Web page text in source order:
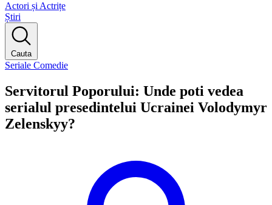
Actori și Actrițe
Știri
Cauta
Seriale Comedie
Servitorul Poporului: Unde poti vedea
serialul presedintelui Ucrainei Volodymyr
Zelenskyy?